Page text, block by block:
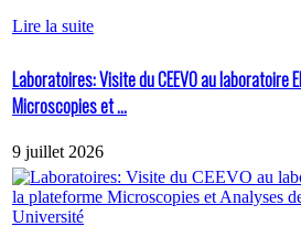
Lire la suite
Laboratoires: Visite du CEEVO au laboratoire
Microscopies et ...
9 juillet 2026